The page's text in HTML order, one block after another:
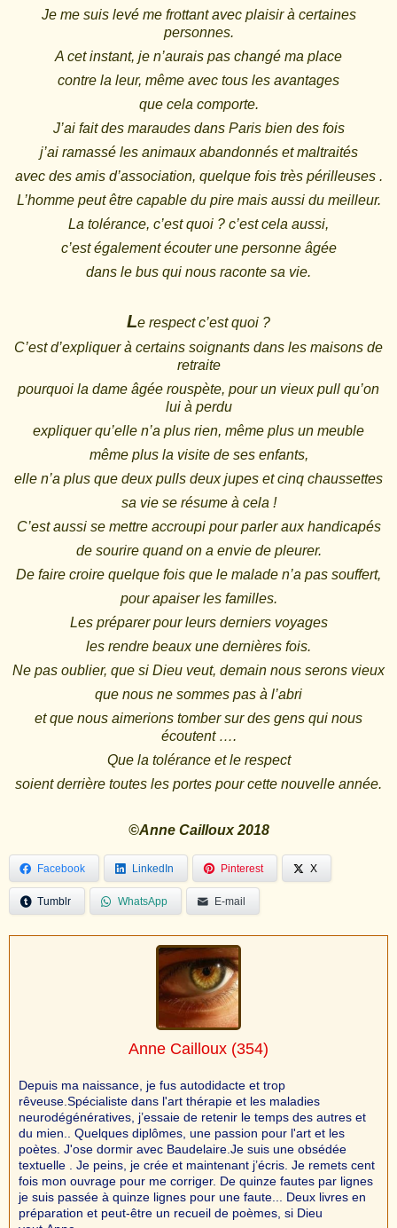
Je me suis levé me frottant avec plaisir à certaines
personnes.
A cet instant, je n’aurais pas changé ma place
contre la leur, même avec tous les avantages
que cela comporte.
J’ai fait des maraudes dans Paris bien des fois
j’ai ramassé les animaux abandonnés et maltraités
avec des amis d’association, quelque fois très périlleuses .
L’homme peut être capable du pire mais aussi du meilleur.
La tolérance, c’est quoi ? c’est cela aussi,
c’est également écouter une personne âgée
dans le bus qui nous raconte sa vie.
Le respect c’est quoi ?
C’est d’expliquer à certains soignants dans les maisons de
retraite
pourquoi la dame âgée rouspète, pour un vieux pull qu’on
lui à perdu
expliquer qu’elle n’a plus rien, même plus un meuble
même plus la visite de ses enfants,
elle n’a plus que deux pulls deux jupes et cinq chaussettes
sa vie se résume à cela !
C’est aussi se mettre accroupi pour parler aux handicapés
de sourire quand on a envie de pleurer.
De faire croire quelque fois que le malade n’a pas souffert,
pour apaiser les familles.
Les préparer pour leurs derniers voyages
les rendre beaux une dernières fois.
Ne pas oublier, que si Dieu veut, demain nous serons vieux
que nous ne sommes pas à l’abri
et que nous aimerions tomber sur des gens qui nous
écoutent ….
Que la tolérance et le respect
soient derrière toutes les portes pour cette nouvelle année.
©Anne Cailloux 2018
Facebook LinkedIn Pinterest X
Tumblr WhatsApp E-mail
Anne Cailloux (354)
Depuis ma naissance, je fus autodidacte et trop
rêveuse.Spécialiste dans l'art thérapie et les maladies
neurodégénératives, j’essaie de retenir le temps des autres et
du mien.. Quelques diplômes, une passion pour l'art et les
poètes. J'ose dormir avec Baudelaire.Je suis une obsédée
textuelle . Je peins, je crée et maintenant j’écris. Je remets cent
fois mon ouvrage pour me corriger. De quinze fautes par lignes
je suis passée à quinze lignes pour une faute... Deux livres en
préparation et peut-être un recueil de poèmes, si Dieu